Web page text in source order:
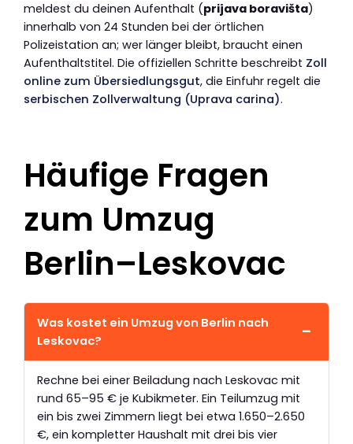
meldest du deinen Aufenthalt (prijava boravišta)
innerhalb von 24 Stunden bei der örtlichen
Polizeistation an; wer länger bleibt, braucht einen
Aufenthaltstitel. Die offiziellen Schritte beschreibt Zoll
online zum Übersiedlungsgut, die Einfuhr regelt die
serbischen Zollverwaltung (Uprava carina).
Häufige Fragen
zum Umzug
Berlin–Leskovac
Was kostet ein Umzug von Berlin nach
Leskovac?
Rechne bei einer Beiladung nach Leskovac mit
rund 65–95 € je Kubikmeter. Ein Teilumzug mit
ein bis zwei Zimmern liegt bei etwa 1.650–2.650
€, ein kompletter Haushalt mit drei bis vier